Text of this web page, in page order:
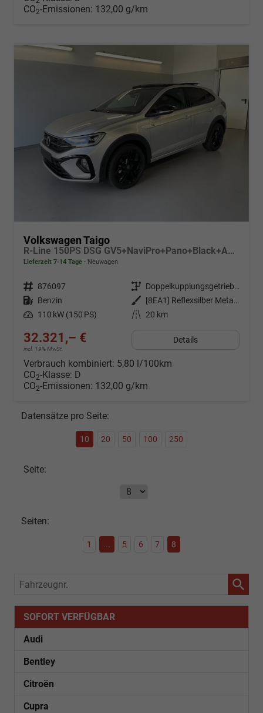
CO2-Emissionen: 132,00 g/km
Volkswagen Taigo
R-Line 150PS DSG GV5+NaviPro+Pano+Black+AHK+IQ.Drive+IQ.Light+Kessy+Kamera
Lieferzeit 7-14 Tage Neuwagen
Fahrzeugnr. 876097 Getriebe
Doppelkupplungsgetriebe (DSG)
Kraftstoff Benzin Außenfarbe
[8EA1] Reflexsilber Metallic / Dach Schwarz
Leistung 110 kW (150 PS) Kilometerstand 20 km
32.321,– €
incl. 19% MwSt.
Details
Verbrauch kombiniert: 5,80 l/100km
CO2-Klasse: D
CO2-Emissionen: 132,00 g/km
Datensätze pro Seite:
10 20 50 100 250
Seite:
Seiten:
1 ... 5 6 7 8
Fahrzeugnr.
SOFORT VERFÜGBAR
Audi
Bentley
Citroën
Cupra